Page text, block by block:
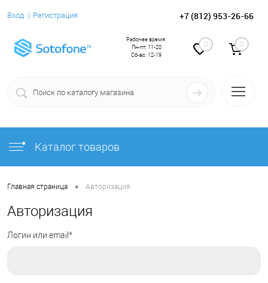
Вход Регистрация +7 (812) 953-26-66
0 0
Рабочее время:
Пн-пт: 11-20
Сб-вс: 12-19
Каталог товаров
Главная страница • Авторизация
Авторизация
Логин или email*